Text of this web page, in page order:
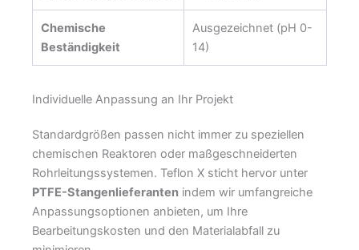
Chemische
Beständigkeit
Ausgezeichnet (pH 0-
14)
Individuelle Anpassung an Ihr Projekt
Standardgrößen passen nicht immer zu speziellen
chemischen Reaktoren oder maßgeschneiderten
Rohrleitungssystemen. Teflon X sticht hervor unter
PTFE-Stangenlieferanten indem wir umfangreiche
Anpassungsoptionen anbieten, um Ihre
Bearbeitungskosten und den Materialabfall zu